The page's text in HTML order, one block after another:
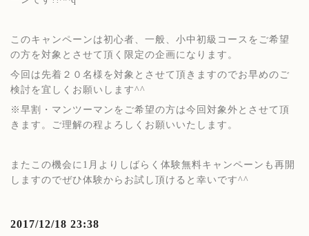
このキャンペーンは初心者、一般、小中初級コースをご希望
の方を対象とさせて頂く限定の企画になります。
今回は先着２０名様を対象とさせて頂きますのでお早めのご
検討を宜しくお願いします^^
※早割・マンツーマンをご希望の方は今回対象外とさせて頂
きます。ご理解の程よろしくお願いいたします。
またこの機会に1月よりしばらく体験無料キャンペーンも再開
しますのでぜひ体験からお試し頂けると幸いです^^
2017/12/18 23:38